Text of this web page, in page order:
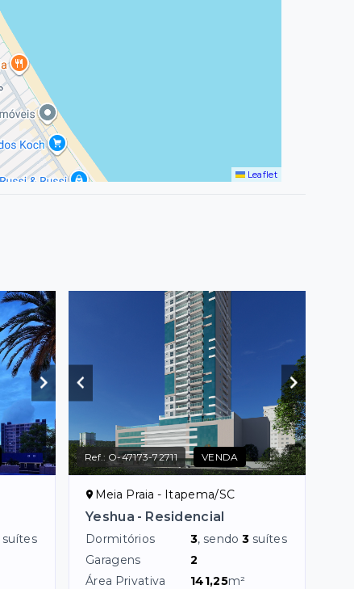
Leaflet
suítes
Ref.: O-47173-72711 VENDA
Meia Praia - Itapema/SC
Yeshua - Residencial
Dormitórios 3, sendo3 suítes
Garagens
2
Área Privativa
141,25m²